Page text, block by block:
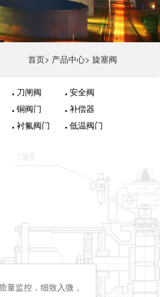
首页> 产品中心> 旋塞阀
刀闸阀
安全阀
铜阀门
补偿器
衬氟阀门
低温阀门
量监控，细致入微，